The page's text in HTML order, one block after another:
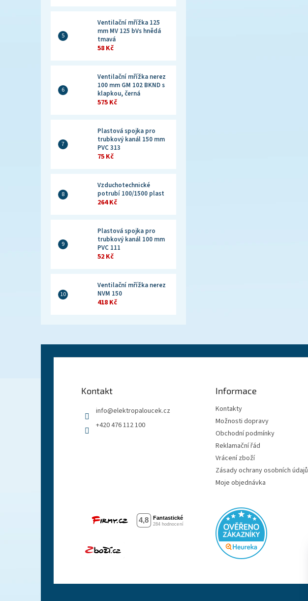
Ventilační mřížka 125
mm MV 125 bVs hnědá
tmavá
58 Kč
Ventilační mřížka nerez
100 mm GM 102 BKND s
klapkou, černá
575 Kč
Plastová spojka pro
trubkový kanál 150 mm
PVC 313
75 Kč
Vzduchotechnické
potrubí 100/1500 plast
264 Kč
Plastová spojka pro
trubkový kanál 100 mm
PVC 111
52 Kč
Ventilační mřížka nerez
NVM 150
418 Kč
Kontakt
info@elektropaloucek.cz
+420 476 112 100
Informace
Kontakty
Možnosti dopravy
Obchodní podmínky
Reklamační řád
Vrácení zboží
Zásady ochrany osobních údajů
Moje objednávka